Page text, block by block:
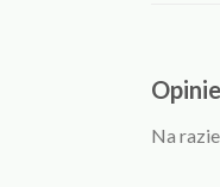
Opinie
Na